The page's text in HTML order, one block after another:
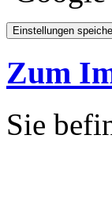
Einstellungen
Zum
Sie